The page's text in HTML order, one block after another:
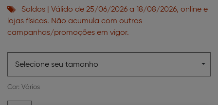
Saldos | Válido de 25/06/2026 a 18/08/2026, online e
lojas físicas. Não acumula com outras
campanhas/promoções em vigor.
Selecione seu tamanho
Cor: Vários